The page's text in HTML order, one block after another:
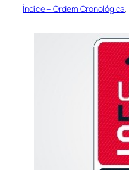
Índice – Ordem Cronológica,